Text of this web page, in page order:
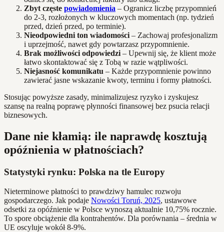
Zbyt częste powiadomienia – Ogranicz liczbę przypomnień
do 2-3, rozłożonych w kluczowych momentach (np. tydzień
przed, dzień przed, po terminie).
Nieodpowiedni ton wiadomości – Zachowaj profesjonalizm
i uprzejmość, nawet gdy powtarzasz przypomnienie.
Brak możliwości odpowiedzi – Upewnij się, że klient może
łatwo skontaktować się z Tobą w razie wątpliwości.
Niejasność komunikatu – Każde przypomnienie powinno
zawierać jasne wskazanie kwoty, terminu i formy płatności.
Stosując powyższe zasady, minimalizujesz ryzyko i zyskujesz
szansę na realną poprawę płynności finansowej bez psucia relacji
biznesowych.
Dane nie kłamią: ile naprawdę kosztują
opóźnienia w płatnościach?
Statystyki rynku: Polska na tle Europy
Nieterminowe płatności to prawdziwy hamulec rozwoju
gospodarczego. Jak podaje Nowości Toruń, 2025, ustawowe
odsetki za opóźnienie w Polsce wynoszą aktualnie 10,75% rocznie.
To spore obciążenie dla kontrahentów. Dla porównania – średnia w
UE oscyluje wokół 8-9%.